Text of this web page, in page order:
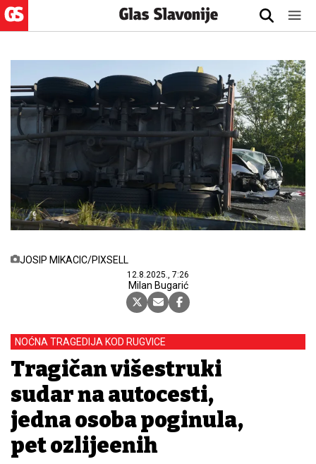
JOSIP MIKACIC/PIXSELL
12.8.2025., 7:26
Milan Bugarić
NOĆNA TRAGEDIJA KOD RUGVICE
Tragičan višestruki
sudar na autocesti,
jedna osoba poginula,
pet ozlijeđenih